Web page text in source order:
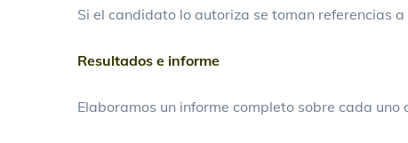
Si el candidato lo autoriza se toman referencias
Resultados e informe
Elaboramos un informe completo sobre cada